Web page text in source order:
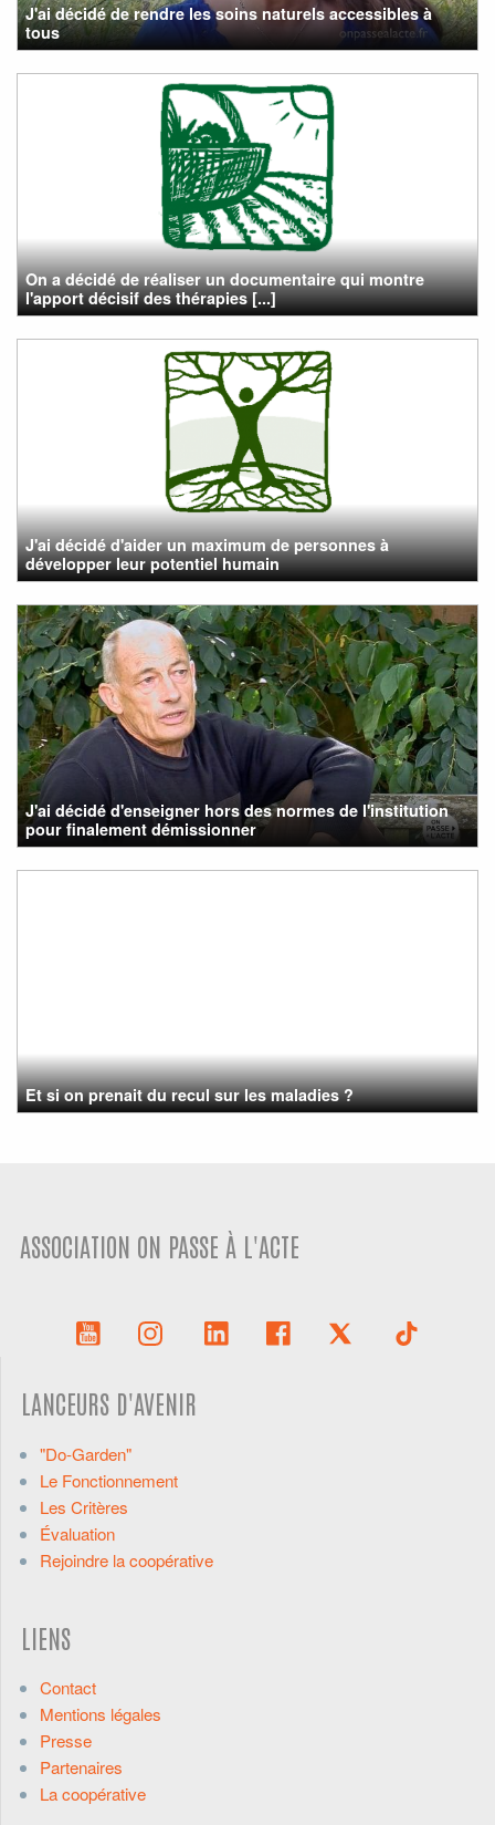
J'ai décidé de rendre les soins naturels accessibles à
tous
On a décidé de réaliser un documentaire qui montre
l'apport décisif des thérapies [...]
J'ai décidé d'aider un maximum de personnes à
développer leur potentiel humain
J'ai décidé d'enseigner hors des normes de l'institution
pour finalement démissionner
Et si on prenait du recul sur les maladies ?
ASSOCIATION ON PASSE À L'ACTE
LANCEURS D'AVENIR
"Do-Garden"
Le Fonctionnement
Les Critères
Évaluation
Rejoindre la coopérative
LIENS
Contact
Mentions légales
Presse
Partenaires
La coopérative